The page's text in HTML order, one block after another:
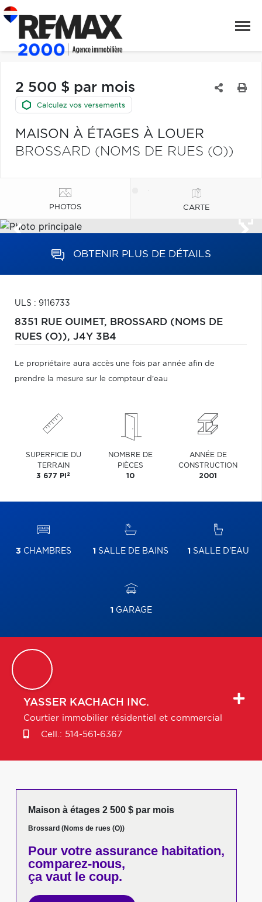
2 500 $ par mois
MAISON À ÉTAGES À LOUER
BROSSARD (NOMS DE RUES (O))
PHOTOS CARTE
OBTENIR PLUS DE DÉTAILS
ULS : 9116733
8351 RUE OUIMET, BROSSARD (NOMS DE
RUES (O)), J4Y 3B4
Le propriétaire aura accès une fois par année afin de
prendre la mesure sur le compteur d'eau
SUPERFICIE DU
TERRAIN
3 677 PI 2
NOMBRE DE
PIÈCES
10
ANNÉE DE
CONSTRUCTION
2001
3 CHAMBRES 1 SALLE DE BAINS 1 SALLE D'EAU
1 GARAGE
YASSER KACHACH INC.
Courtier immobilier résidentiel et commercial
Cell.: 514-561-6367
Maison à étages 2 500 $ par mois
Brossard (Noms de rues (O))
Pour votreassurance habitation,
comparez-nous,
ça vaut le coup.